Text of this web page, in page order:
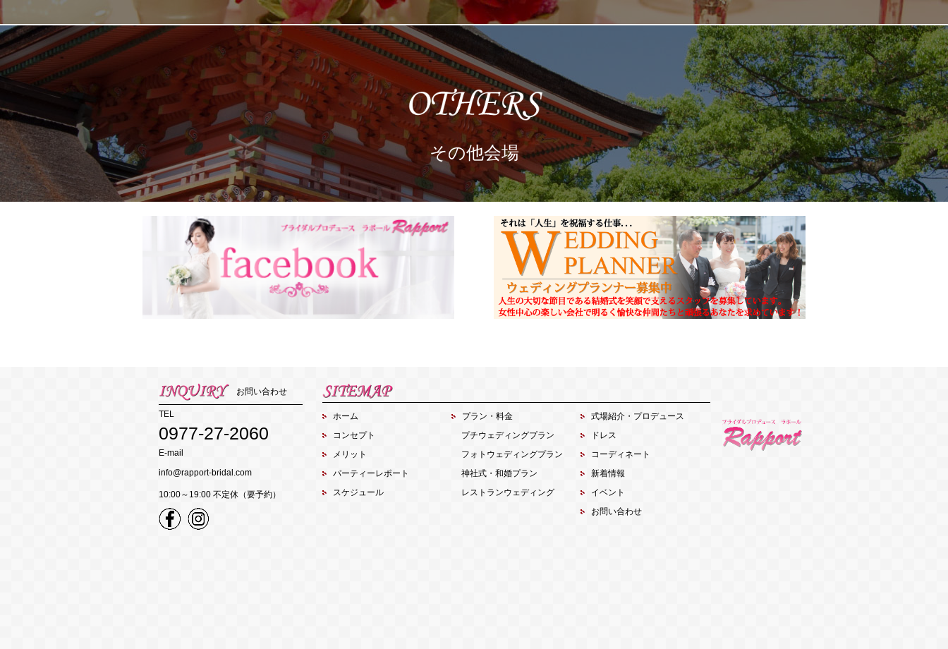
その他会場
ホーム
コンセプト
メリット
パーティーレポート
スケジュール
プラン・料金
プチウェディングプラン
フォトウェディングプラン
神社式・和婚プラン
レストランウェディング
式場紹介・プロデュース
ドレス
コーディネート
新着情報
イベント
お問い合わせ
お問い合わせ
TEL
0977-27-2060
E-mail
info@rapport-bridal.com
10:00～19:00 不定休（要予約）